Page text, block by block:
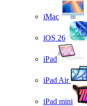
iMac
iOS 26
iPad
iPad Air
iPad mini